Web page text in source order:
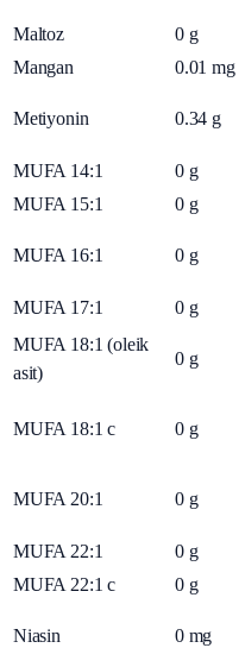
Maltoz 0 g
Mangan
0.01 mg
Metiyonin 0.34 g
MUFA 14:1 0 g
MUFA 15:1
0 g
MUFA 16:1 0 g
MUFA 17:1 0 g
MUFA 18:1 (oleik
asit)
0 g
MUFA 18:1 c 0 g
MUFA 20:1 0 g
MUFA 22:1 0 g
MUFA 22:1 c
0 g
Niasin 0 mg